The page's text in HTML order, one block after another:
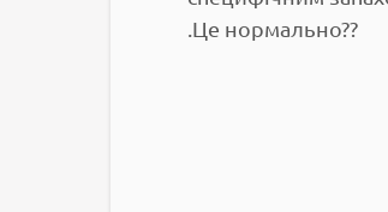
.Це нормально??